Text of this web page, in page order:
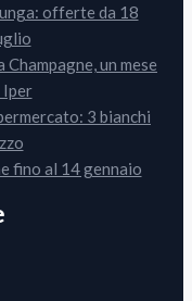
offerte da 18
un mese
3 bianchi
fino al 14 gennaio